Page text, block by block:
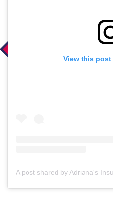
View this post